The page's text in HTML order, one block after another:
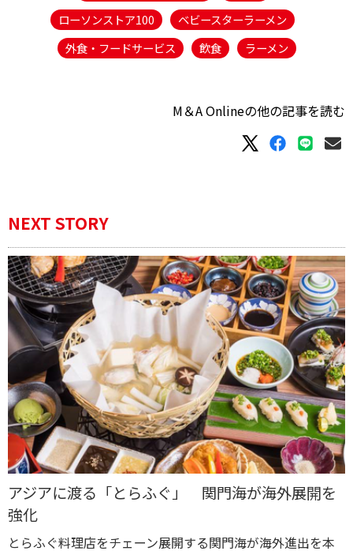
ローソンストア100
ベビースターラーメン
外食・フードサービス
飲食 ラーメン
M＆A Onlineの他の記事を読む
NEXT STORY
アジアに渡る「とらふぐ」 関門海が海外展開を
強化
とらふぐ料理店をチェーン展開する関門海が海外進出を本